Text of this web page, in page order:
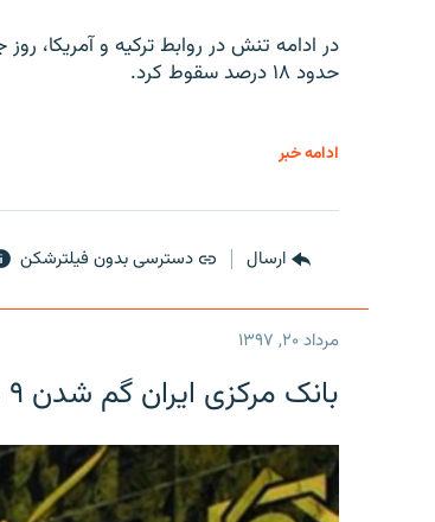
در ادامه تنش در روابط ترکیه و آمریکا،
حدود ۱۸ درصد سقوط کرد.
ادامه خبر
ارسال دسترسی بدون فیلترشکن
مرداد ۲۰, ۱۳۹۷
بانک مرکزی ایران گم شدن ۹ میلیارد دلار را تکذیب کرد